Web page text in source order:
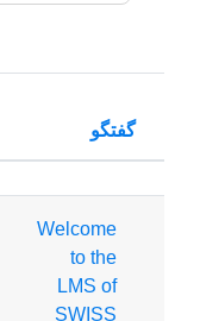
وضعیت
گفتگو
Welcome
to the
LMS of
SWISS